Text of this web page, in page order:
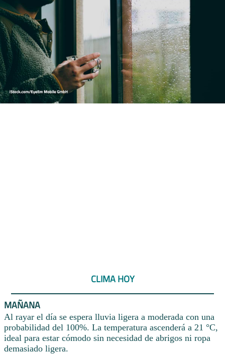
CLIMA HOY
MAÑANA
Al rayar el día se espera lluvia ligera a moderada con una
probabilidad del 100%. La temperatura ascenderá a 21 °C,
ideal para estar cómodo sin necesidad de abrigos ni ropa
demasiado ligera.